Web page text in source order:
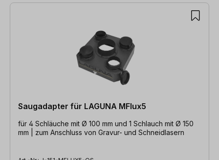
Saugadapter für LAGUNA MFlux5
für 4 Schläuche mit Ø 100 mm und 1 Schlauch mit Ø 150
mm | zum Anschluss von Gravur- und Schneidlasern